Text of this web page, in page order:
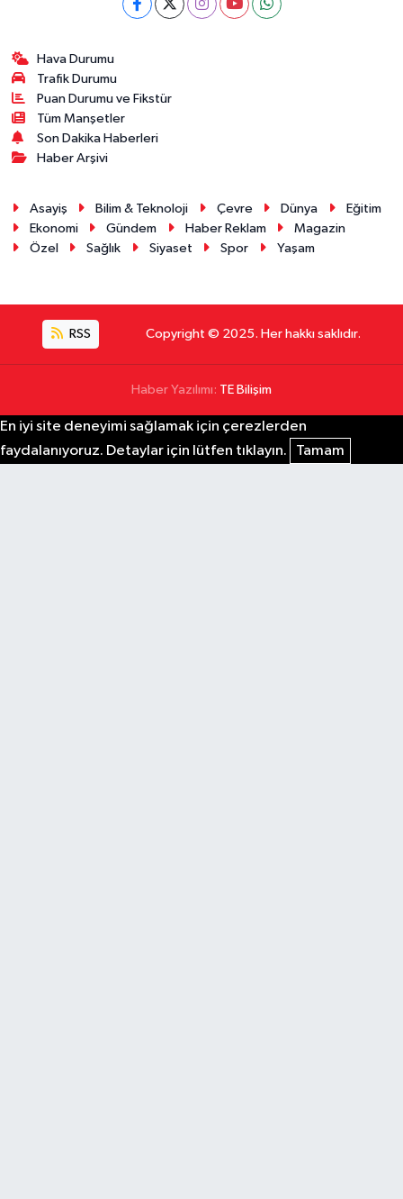
Hava Durumu
Trafik Durumu
Puan Durumu ve Fikstür
Tüm Manşetler
Son Dakika Haberleri
Haber Arşivi
Asayiş Bilim & Teknoloji Çevre Dünya
Eğitim
Ekonomi
Gündem Haber Reklam
Magazin
Özel
Sağlık Siyaset Spor Yaşam
RSS Copyright © 2025. Her hakkı saklıdır.
Haber Yazılımı: TE Bilişim
En iyi site deneyimi sağlamak için çerezlerden
faydalanıyoruz. Detaylar için lütfen tıklayın.
Tamam